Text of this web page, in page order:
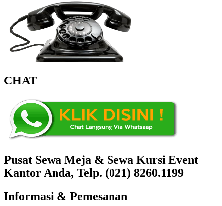
CHAT
Pusat Sewa Meja & Sewa Kursi Event
Kantor Anda, Telp. (021) 8260.1199
Informasi & Pemesanan